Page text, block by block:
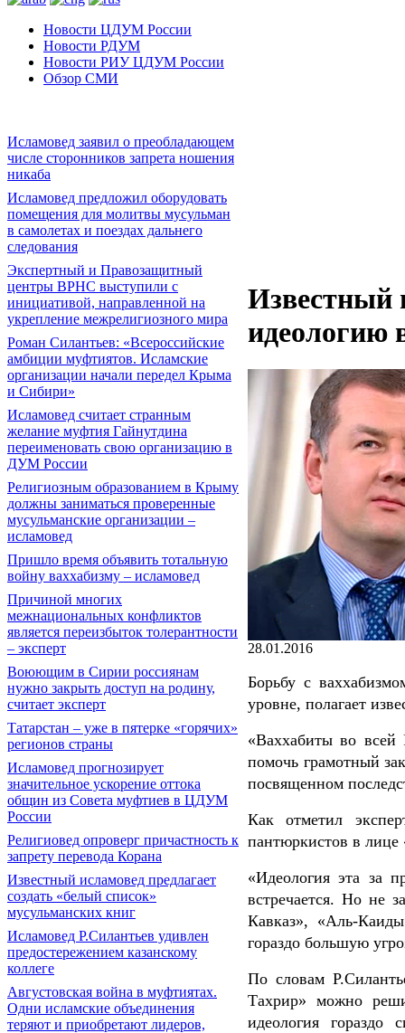
Новости ЦДУМ России
Новости РДУМ
Новости РИУ ЦДУМ России
Обзор СМИ
Исламовед заявил о преобладающем
числе сторонников запрета ношения
никаба
Исламовед предложил оборудовать
помещения для молитвы мусульман
в самолетах и поездах дальнего
следования
Экспертный и Правозащитный
центры ВРНС выступили с
инициативой, направленной на
укрепление межрелигиозного мира
Роман Силантьев: «Всероссийские
амбиции муфтиятов. Исламские
организации начали передел Крыма
и Сибири»
Исламовед считает странным
желание муфтия Гайнутдина
переименовать свою организацию в
ДУМ России
Религиозным образованием в Крыму
должны заниматься проверенные
мусульманские организации –
исламовед
Пришло время объявить тотальную
войну ваххабизму – исламовед
Причиной многих
межнациональных конфликтов
является переизбыток толерантности
– эксперт
Воюющим в Сирии россиянам
нужно закрыть доступ на родину,
считает эксперт
Татарстан – уже в пятерке «горячих»
регионов страны
Исламовед прогнозирует
значительное ускорение оттока
общин из Совета муфтиев в ЦДУМ
России
Религиовед опроверг причастность к
запрету перевода Корана
Известный исламовед предлагает
создать «белый список»
мусульманских книг
Исламовед Р.Силантьев удивлен
предостережением казанскому
коллеге
Августовская война в муфтиятах.
Одни исламские объединения
теряют и приобретают лидеров,
Известный
идеологию
28.01.2016
Борьбу с
уровне, полагает
«Ваххабиты во всей
помочь грамотный
посвященном
Как отметил
пантюркистов в
«Идеология эта за
встречается. Но не
Кавказ», «Аль-
гораздо большую
По словам
Тахрир» можно
идеология гораздо